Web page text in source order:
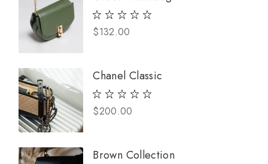
$132.00
Chanel Classic
$200.00
Brown Collection